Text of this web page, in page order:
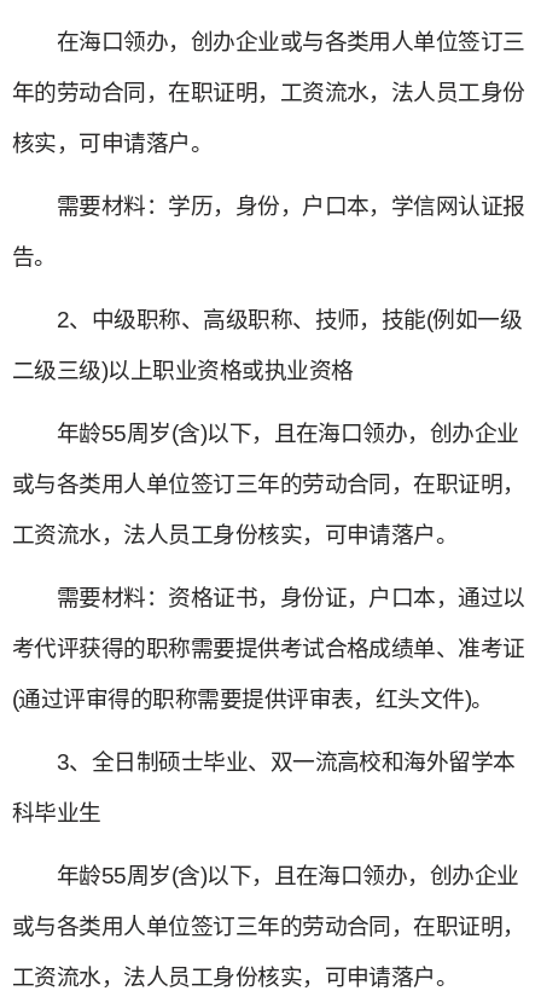
在海口领办，创办企业或与各类用人单位签订三
年的劳动合同，在职证明，工资流水，法人员工身份
核实，可申请落户。
需要材料：学历，身份，户口本，学信网认证报
告。
2、中级职称、高级职称、技师，技能(例如一级
二级三级)以上职业资格或执业资格
年龄55周岁(含)以下，且在海口领办，创办企业
或与各类用人单位签订三年的劳动合同，在职证明，
工资流水，法人员工身份核实，可申请落户。
需要材料：资格证书，身份证，户口本，通过以
考代评获得的职称需要提供考试合格成绩单、准考证
(通过评审得的职称需要提供评审表，红头文件)。
3、全日制硕士毕业、双一流高校和海外留学本
科毕业生
年龄55周岁(含)以下，且在海口领办，创办企业
或与各类用人单位签订三年的劳动合同，在职证明，
工资流水，法人员工身份核实，可申请落户。